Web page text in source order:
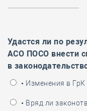
Удастся ли по
АСО ПОСО внести
в
• Изменения в
• Вряд ли